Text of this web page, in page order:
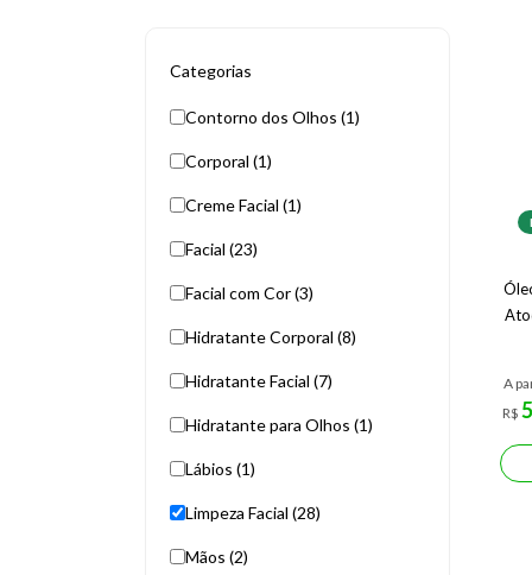
Categorias
Contorno dos Olhos (1)
Corporal (1)
Creme Facial (1)
Facial (23)
Facial com Cor (3)
Hidratante Corporal (8)
Hidratante Facial (7)
Hidratante para Olhos (1)
Lábios (1)
Limpeza Facial (28)
Mãos (2)
A
R$